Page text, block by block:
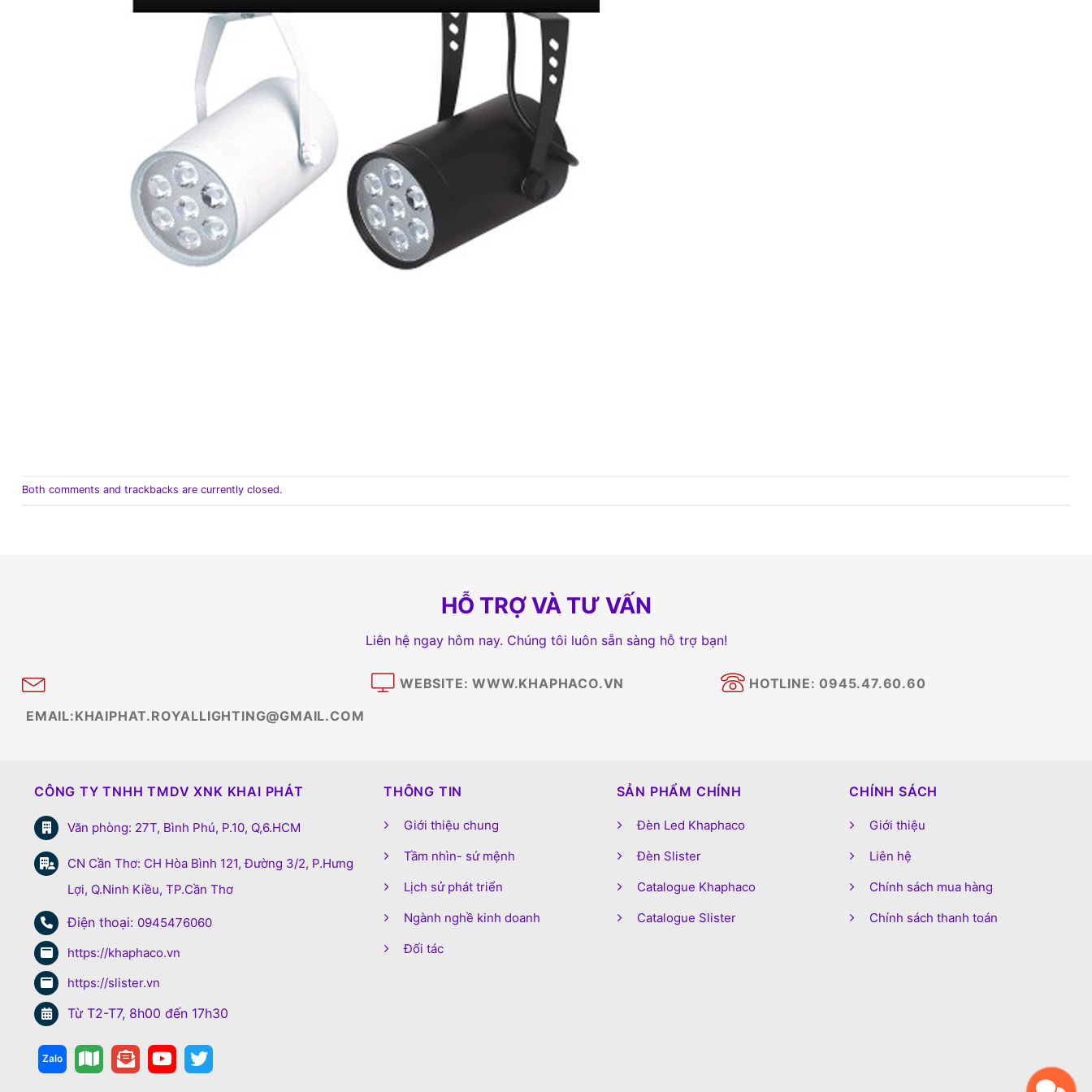
Both comments and trackbacks are currently closed.
HỖ TRỢ VÀ TƯ VẤN
Liên hệ ngay hôm nay. Chúng tôi luôn sẵn sàng hỗ trợ bạn!
EMAIL:KHAIPHAT.ROYALLIGHTING@GMAIL.COM
WEBSITE: WWW.KHAPHACO.VN HOTLINE: 0945.47.60.60
CÔNG TY TNHH TMDV XNK KHAI PHÁT
Văn phòng: 27T, Bình Phú, P.10, Q,6.HCM
CN Cần Thơ: CH Hòa Bình 121, Đường 3/2, P.Hưng
Lợi, Q.Ninh Kiều, TP.Cần Thơ
Điện thoại: 0945476060
https://khaphaco.vn
https://slister.vn
Từ T2-T7, 8h00 đến 17h30
THÔNG TIN
Giới thiệu chung
Tầm nhìn- sứ mệnh
Lịch sử phát triển
Ngành nghề kinh doanh
Đối tác
SẢN PHẨM CHÍNH
Đèn Led Khaphaco
Đèn Slister
Catalogue Khaphaco
Catalogue Slister
CHÍNH SÁCH
Giới thiệu
Liên hệ
Chính sách mua hàng
Chính sách thanh toán